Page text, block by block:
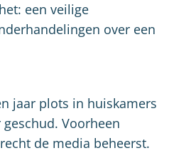
een veilige
over een
jaar plots in huiskamers
Voorheen
de media beheerst.